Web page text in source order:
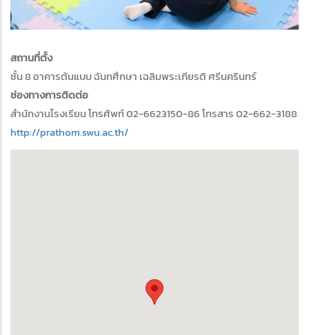
สถานที่ตั้ง
ชั้น 8 อาคารต้นแบบ ฉันทศึกษา เฉลิมพระเกียรติ ศรีนครินทร์
ช่องทางการติดต่อ
สำนักงานโรงเรียน โทรศัพท์ 02-6623150-86 โทรสาร 02-662-3188
http://prathom.swu.ac.th/